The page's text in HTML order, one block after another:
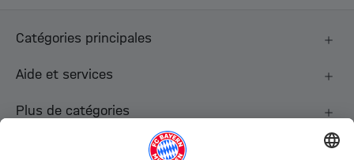
Catégories principales
Aide et services
Plus de catégories